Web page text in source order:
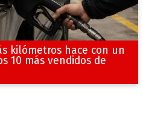
kilómetros hace con un
10 más vendidos de